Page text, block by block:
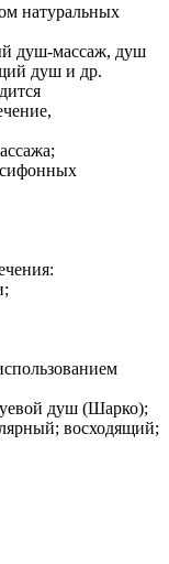
натуральных
душ-массаж, душ
душ и др.
душ (Шарко);
восходящий;